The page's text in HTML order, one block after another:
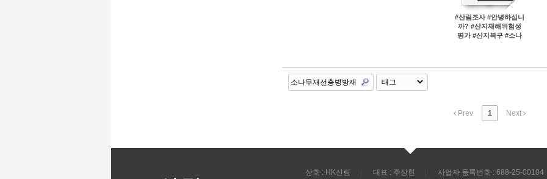
#산림조사 #안녕하십니
까? #산지재해위험성
평가 #산지복구 #소나
Prev 1 Next
상호 : HK산림 대표 : 주상헌 사업자 등록번호 : 688-25-00104